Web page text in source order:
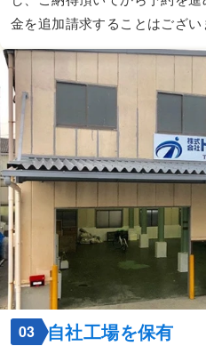
金を追加請求することはござい
03 自社工場を保有